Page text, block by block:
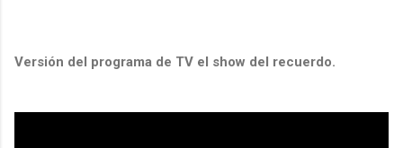
Versión del programa de TV el show del recuerdo.